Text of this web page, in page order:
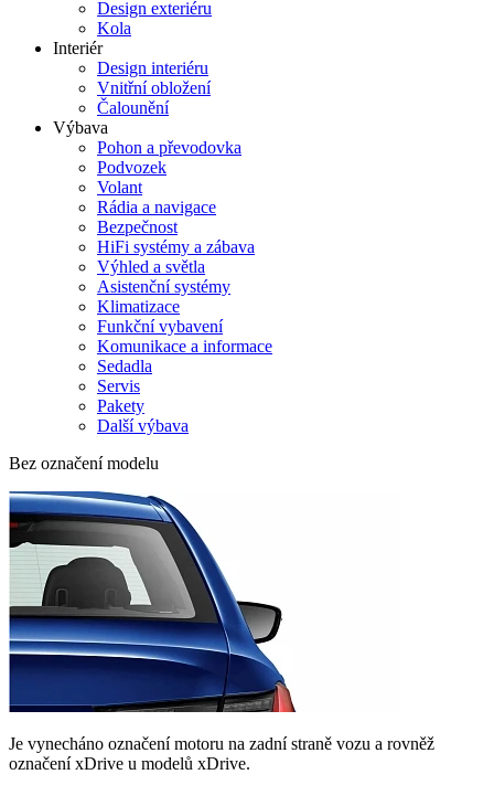
Design exteriéru
Kola
Interiér
Design interiéru
Vnitřní obložení
Čalounění
Výbava
Pohon a převodovka
Podvozek
Volant
Rádia a navigace
Bezpečnost
HiFi systémy a zábava
Výhled a světla
Asistenční systémy
Klimatizace
Funkční vybavení
Komunikace a informace
Sedadla
Servis
Pakety
Další výbava
Bez označení modelu
Je vynecháno označení motoru na zadní straně vozu a rovněž
označení xDrive u modelů xDrive.